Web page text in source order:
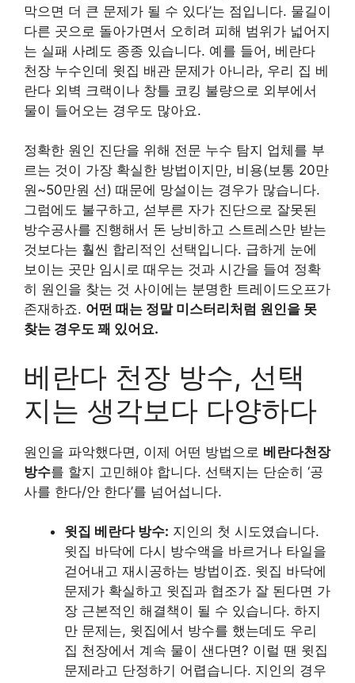
막으면 더 큰 문제가 될 수 있다’는 점입니다. 물길이
다른 곳으로 돌아가면서 오히려 피해 범위가 넓어지
는 실패 사례도 종종 있습니다. 예를 들어, 베란다
천장 누수인데 윗집 배관 문제가 아니라, 우리 집 베
란다 외벽 크랙이나 창틀 코킹 불량으로 외부에서
물이 들어오는 경우도 많아요.
정확한 원인 진단을 위해 전문 누수 탐지 업체를 부
르는 것이 가장 확실한 방법이지만, 비용(보통 20만
원~50만원 선) 때문에 망설이는 경우가 많습니다.
그럼에도 불구하고, 섣부른 자가 진단으로 잘못된
방수공사를 진행해서 돈 낭비하고 스트레스만 받는
것보다는 훨씬 합리적인 선택입니다. 급하게 눈에
보이는 곳만 임시로 때우는 것과 시간을 들여 정확
히 원인을 찾는 것 사이에는 분명한 트레이드오프가
존재하죠. 어떤 때는 정말 미스터리처럼 원인을 못
찾는 경우도 꽤 있어요.
베란다 천장 방수, 선택
지는 생각보다 다양하다
원인을 파악했다면, 이제 어떤 방법으로 베란다천장
방수를 할지 고민해야 합니다. 선택지는 단순히 ‘공
사를 한다/안 한다’를 넘어섭니다.
윗집 베란다 방수: 지인의 첫 시도였습니다.
윗집 바닥에 다시 방수액을 바르거나 타일을
걷어내고 재시공하는 방법이죠. 윗집 바닥에
문제가 확실하고 윗집과 협조가 잘 된다면 가
장 근본적인 해결책이 될 수 있습니다. 하지
만 문제는, 윗집에서 방수를 했는데도 우리
집 천장에서 계속 물이 샌다면? 이럴 땐 윗집
문제라고 단정하기 어렵습니다. 지인의 경우